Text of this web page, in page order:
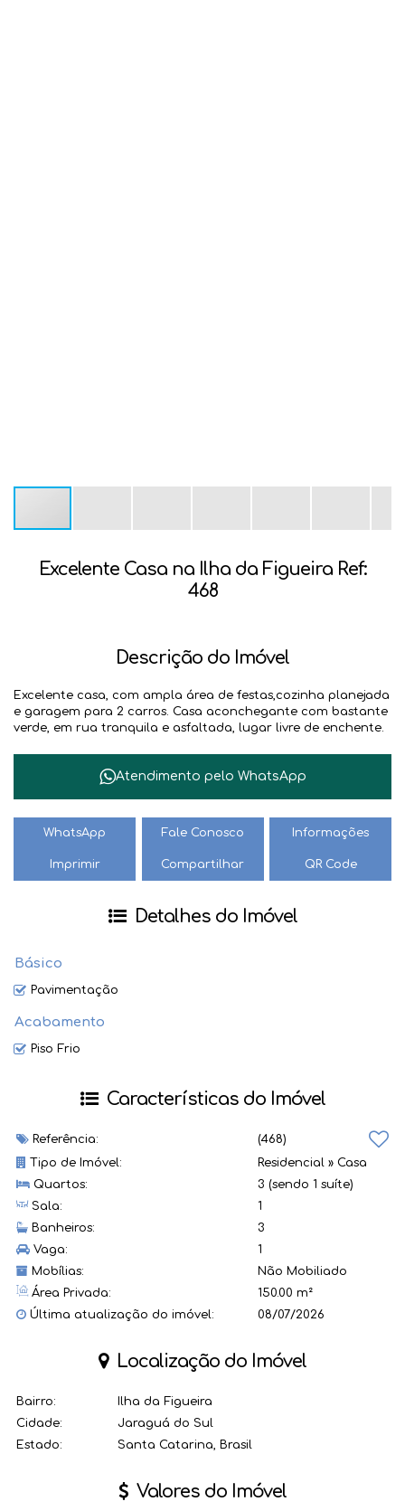
Excelente Casa na Ilha da Figueira Ref:
468
Descrição do Imóvel
Excelente casa, com ampla área de festas,cozinha planejada
e garagem para 2 carros. Casa aconchegante com bastante
verde, em rua tranquila e asfaltada, lugar livre de enchente.
Atendimento pelo WhatsApp
WhatsApp Fale Conosco Informações
Imprimir Compartilhar QR Code
Detalhes do Imóvel
Básico
Pavimentação
Acabamento
Piso Frio
Características do Imóvel
Referência:
(468)
Tipo de Imóvel:
Residencial » Casa
Quartos:
3 (sendo 1 suíte)
Sala:
1
Banheiros:
3
Vaga:
1
Mobílias:
Não Mobiliado
Área Privada:
150.00 m²
Última atualização do imóvel:
08/07/2026
Localização do Imóvel
Bairro:
Ilha da Figueira
Cidade:
Jaraguá do Sul
Estado:
Santa Catarina, Brasil
Valores do Imóvel